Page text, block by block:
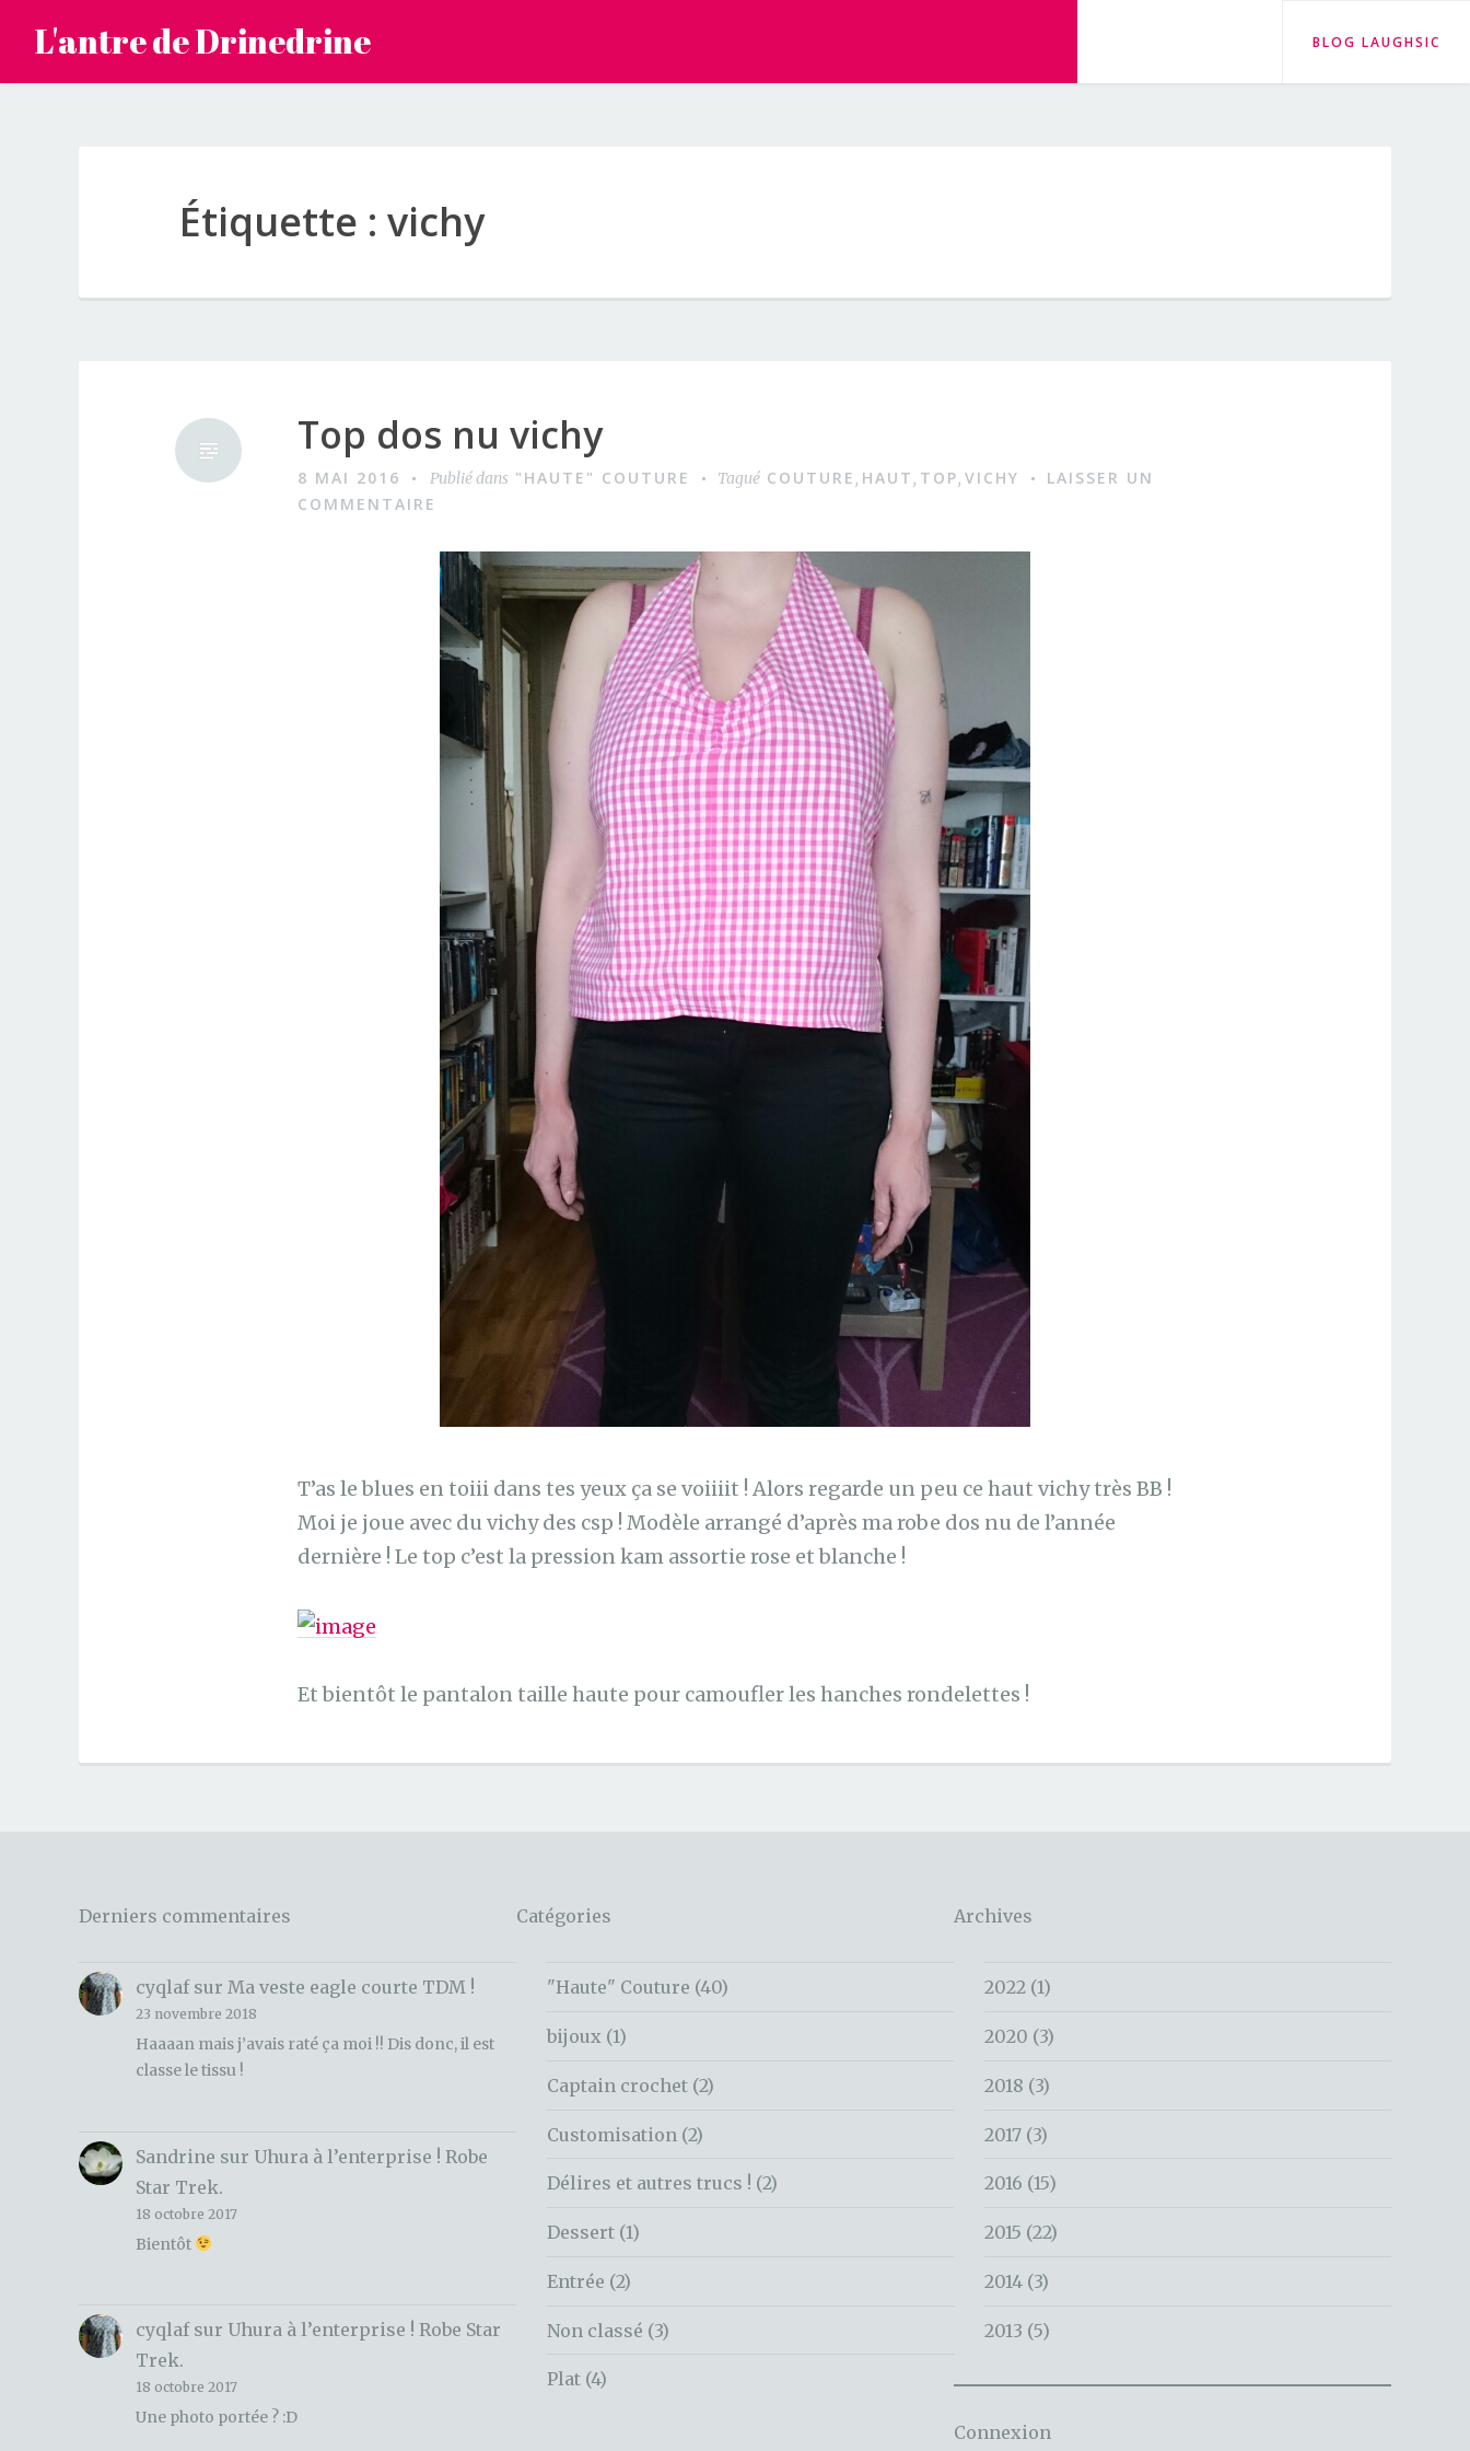
contenu
L'antre de Drinedrine BLOG LAUGHSIC
Étiquette :vichy
Top dos nu vichy
8 MAI 2016 Publié dans "HAUTE" COUTURE Tagué COUTURE, HAUT, TOP, VICHY
LAISSER UN
COMMENTAIRE
T’as le blues en toiii dans tes yeux ça se voiiiit ! Alors regarde un peu ce haut vichy très BB !
Moi je joue avec du vichy des csp ! Modèle arrangé d’après ma robe dos nu de l’année
dernière ! Le top c’est la pression kam assortie rose et blanche !
Et bientôt le pantalon taille haute pour camoufler les hanches rondelettes !
Derniers commentaires
cyqlafsur Ma veste eagle courte TDM !
23 novembre 2018
Haaaan mais j’avais raté ça moi !! Dis donc, il est
classe le tissu !
Sandrine sur Uhura à l’enterprise ! Robe
Star Trek.
18 octobre 2017
Bientôt
cyqlafsur Uhura à l’enterprise ! Robe Star
Trek.
18 octobre 2017
Une photo portée ? :D
Catégories
"Haute" Couture (40)
bijoux (1)
Captain crochet (2)
Customisation (2)
Délires et autres trucs ! (2)
Dessert (1)
Entrée (2)
Non classé (3)
Plat (4)
Archives
2022 (1)
2020 (3)
2018 (3)
2017 (3)
2016 (15)
2015 (22)
2014 (3)
2013 (5)
Connexion